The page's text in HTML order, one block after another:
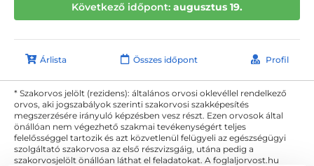
Következő időpont: augusztus 19.
Árlista Összes időpont Profil
* Szakorvos jelölt (rezidens): általános orvosi oklevéllel rendelkező
orvos, aki jogszabályok szerinti szakorvosi szakképesítés
megszerzésére irányuló képzésben vesz részt. Ezen orvosok által
önállóan nem végezhető szakmai tevékenységért teljes
felelősséggel tartozik és azt közvetlenül felügyeli az egészségügyi
szolgáltató szakorvosa az első részvizsgáig, utána pedig a
szakorvosjelölt önállóan láthat el feladatokat. A foglaljorvost.hu